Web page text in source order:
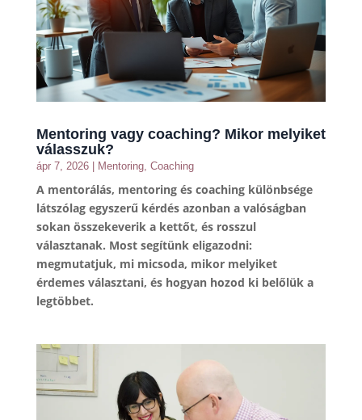
Mentoring vagy coaching? Mikor melyiket
válasszuk?
ápr 7, 2026| Mentoring, Coaching
A mentorálás, mentoring és coaching különbsége
látszólag egyszerű kérdés azonban a valóságban
sokan összekeverik a kettőt, és rosszul
választanak. Most segítünk eligazodni:
megmutatjuk, mi micsoda, mikor melyiket
érdemes választani, és hogyan hozod ki belőlük a
legtöbbet.